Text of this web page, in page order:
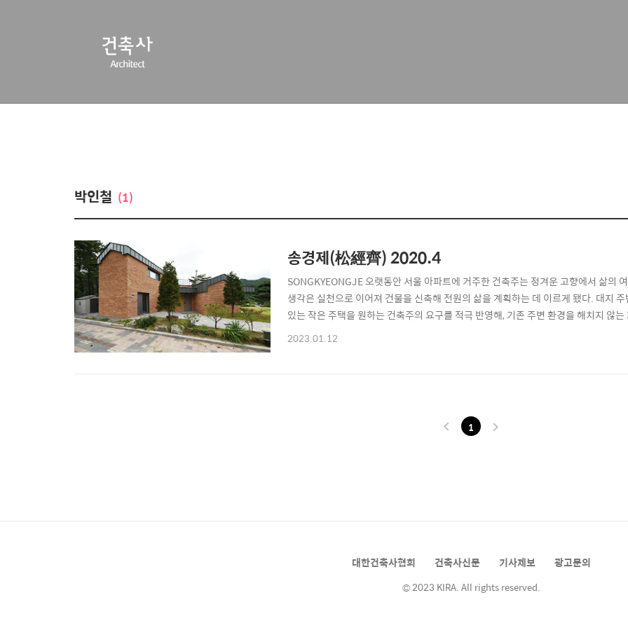
박인철 (1)
송경제(松經齊) 2020.4
SONGKYEONGJE 오랫동안 서울 아파트에 거주한 건축주는 정겨운 고향에서 삶의
생각은 실천으로 이어져 건물을 신축해 전원의 삶을 계획하는 데 이르게 됐다. 대지
있는 작은 주택을 원하는 건축주의 요구를 적극 반영해, 기존 주변 환경을 해치지 않
경사진 언덕에 위치한 지형과 기존 수목들 간의 관계 등 여러 조건들을 분석해 건물을
2023.01.12
1
대한건축사협회 건축사신문 기사제보 광고문의
© 2023 KIRA. All rights reserved.